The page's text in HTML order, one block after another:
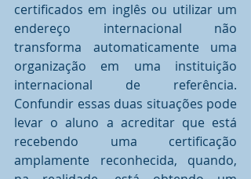
certificados em inglês ou utilizar um
endereço internacional não
transforma automaticamente uma
organização em uma instituição
internacional de referência.
Confundir essas duas situações pode
levar o aluno a acreditar que está
recebendo uma certificação
amplamente reconhecida, quando,